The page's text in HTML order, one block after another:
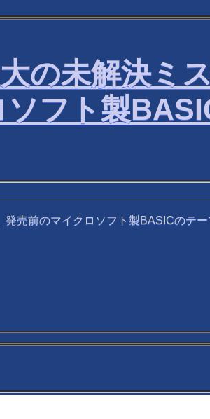
の未解決ミ
フト製
売前のマイクロソフト製BASICのテ